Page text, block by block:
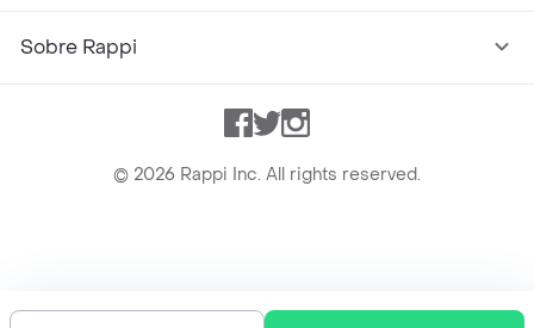
Sobre Rappi
Facebook
TwitterInstagram
© 2026 Rappi Inc. All rights reserved.